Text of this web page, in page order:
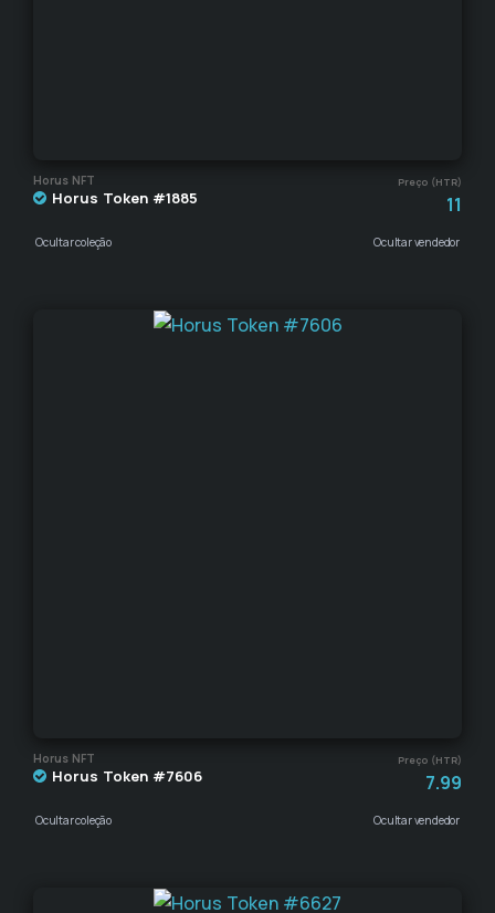
Horus NFT Preço (HTR)
Horus Token #1885 11
Ocultar coleção Ocultar vendedor
Horus NFT Preço (HTR)
Horus Token #7606 7.99
Ocultar coleção Ocultar vendedor